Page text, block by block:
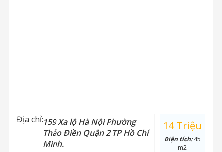
Địa chỉ:159 Xa lộ Hà Nội Phường
Thảo Điền Quận 2 TP Hồ Chí
Minh.
14 Triệu
Diện tích:45
m2